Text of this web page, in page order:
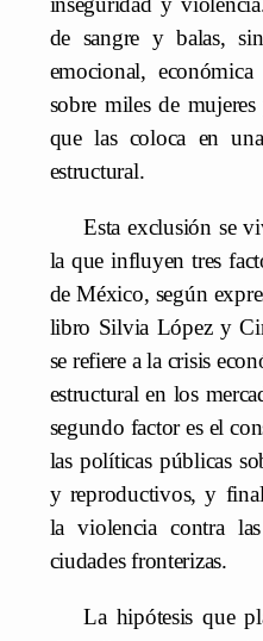
de sangre y balas,
emocional,
sobre miles de
que las coloca en
estructural.
Esta exclusión se
la que influyen tres
de México, según
libro Silvia López y
se refiere a la crisis
estructural en los
segundo factor es el
las políticas públicas
y reproductivos, y
la violencia contra
ciudades fronterizas.
La hipótesis que